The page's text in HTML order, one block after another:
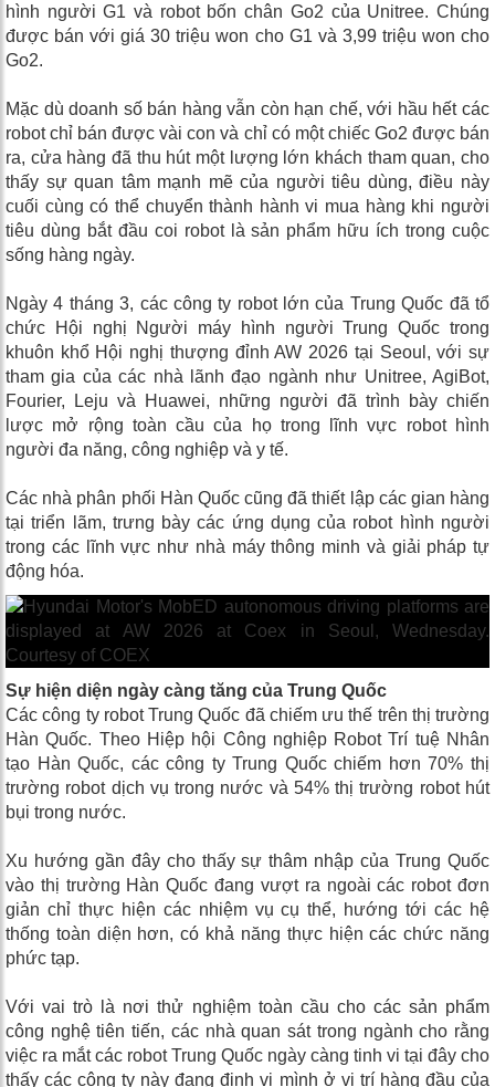
hình người G1 và robot bốn chân Go2 của Unitree. Chúng
được bán với giá 30 triệu won cho G1 và 3,99 triệu won cho
Go2.
Mặc dù doanh số bán hàng vẫn còn hạn chế, với hầu hết các
robot chỉ bán được vài con và chỉ có một chiếc Go2 được bán
ra, cửa hàng đã thu hút một lượng lớn khách tham quan, cho
thấy sự quan tâm mạnh mẽ của người tiêu dùng, điều này
cuối cùng có thể chuyển thành hành vi mua hàng khi người
tiêu dùng bắt đầu coi robot là sản phẩm hữu ích trong cuộc
sống hàng ngày.
Ngày 4 tháng 3, các công ty robot lớn của Trung Quốc đã tổ
chức Hội nghị Người máy hình người Trung Quốc trong
khuôn khổ Hội nghị thượng đỉnh AW 2026 tại Seoul, với sự
tham gia của các nhà lãnh đạo ngành như Unitree, AgiBot,
Fourier, Leju và Huawei, những người đã trình bày chiến
lược mở rộng toàn cầu của họ trong lĩnh vực robot hình
người đa năng, công nghiệp và y tế.
Các nhà phân phối Hàn Quốc cũng đã thiết lập các gian hàng
tại triển lãm, trưng bày các ứng dụng của robot hình người
trong các lĩnh vực như nhà máy thông minh và giải pháp tự
động hóa.
Sự hiện diện ngày càng tăng của Trung Quốc
Các công ty robot Trung Quốc đã chiếm ưu thế trên thị trường
Hàn Quốc. Theo Hiệp hội Công nghiệp Robot Trí tuệ Nhân
tạo Hàn Quốc, các công ty Trung Quốc chiếm hơn 70% thị
trường robot dịch vụ trong nước và 54% thị trường robot hút
bụi trong nước.
Xu hướng gần đây cho thấy sự thâm nhập của Trung Quốc
vào thị trường Hàn Quốc đang vượt ra ngoài các robot đơn
giản chỉ thực hiện các nhiệm vụ cụ thể, hướng tới các hệ
thống toàn diện hơn, có khả năng thực hiện các chức năng
phức tạp.
Với vai trò là nơi thử nghiệm toàn cầu cho các sản phẩm
công nghệ tiên tiến, các nhà quan sát trong ngành cho rằng
việc ra mắt các robot Trung Quốc ngày càng tinh vi tại đây cho
thấy các công ty này đang định vị mình ở vị trí hàng đầu của